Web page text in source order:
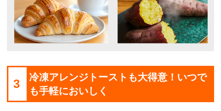
3
冷凍アレンジトーストも大得意！いつで
も手軽においしく